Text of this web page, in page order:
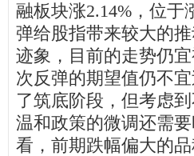
融板块涨2.14%，位
弹给股指带来较大的
迹象，目前的走势仍
次反弹的期望值仍不
了筑底阶段，但考虑
温和政策的微调还需
看，前期跌幅偏大的